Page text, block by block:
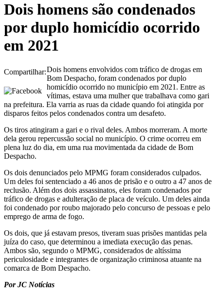
Dois homens são condenados
por duplo homicídio ocorrido
em 2021
Compartilhar:Dois homens envolvidos com tráfico de drogas em
Bom Despacho, foram condenados por duplo
homicídio ocorrido no município em 2021. Entre as
vítimas, estava uma mulher que trabalhava como gari
na prefeitura. Ela varria as ruas da cidade quando foi atingida por
disparos feitos pelos condenados contra um desafeto.
Os tiros atingiram a gari e o rival deles. Ambos morreram. A morte
dela gerou repercussão social no município. O crime ocorreu em
plena luz do dia, em uma rua movimentada da cidade de Bom
Despacho.
Os dois denunciados pelo MPMG foram considerados culpados.
Um deles foi sentenciado a 46 anos de prisão e o outro a 47 anos de
reclusão. Além dos dois assassinatos, eles foram condenados por
tráfico de drogas e adulteração de placa de veículo. Um deles ainda
foi condenado por roubo majorado pelo concurso de pessoas e pelo
emprego de arma de fogo.
Os dois, que já estavam presos, tiveram suas prisões mantidas pela
juíza do caso, que determinou a imediata execução das penas.
Ambos são, segundo o MPMG, considerados de altíssima
periculosidade e integrantes de organização criminosa atuante na
comarca de Bom Despacho.
Por JC Notícias